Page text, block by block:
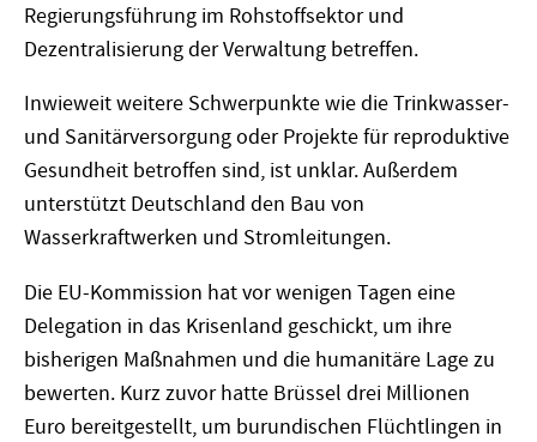
Regierungsführung im Rohstoffsektor und
Dezentralisierung der Verwaltung betreffen.
Inwieweit weitere Schwerpunkte wie die Trinkwasser-
und Sanitärversorgung oder Projekte für reproduktive
Gesundheit betroffen sind, ist unklar. Außerdem
unterstützt Deutschland den Bau von
Wasserkraftwerken und Stromleitungen.
Die EU-Kommission hat vor wenigen Tagen eine
Delegation in das Krisenland geschickt, um ihre
bisherigen Maßnahmen und die humanitäre Lage zu
bewerten. Kurz zuvor hatte Brüssel drei Millionen
Euro bereitgestellt, um burundischen Flüchtlingen in